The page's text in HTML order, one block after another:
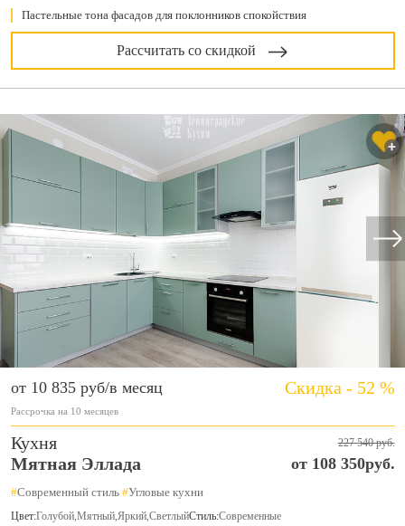
Пастельные тона фасадов для поклонников спокойствия
Рассчитать со скидкой
от 10 835 руб/в месяц Скидка - 52 %
Рассрочка на 10 месяцев
Кухня 227 540 руб.
Мятная Эллада от 108 350руб.
#Современный стиль #Угловые кухни
Цвет:Голубой,Мятный,Яркий,СветлыйСтиль:Современные